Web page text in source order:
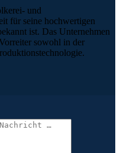
und
für seine hochwertigen
ist. Das Unternehmen
sowohl in der